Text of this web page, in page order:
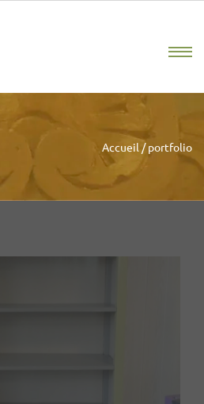
Accueil / portfolio